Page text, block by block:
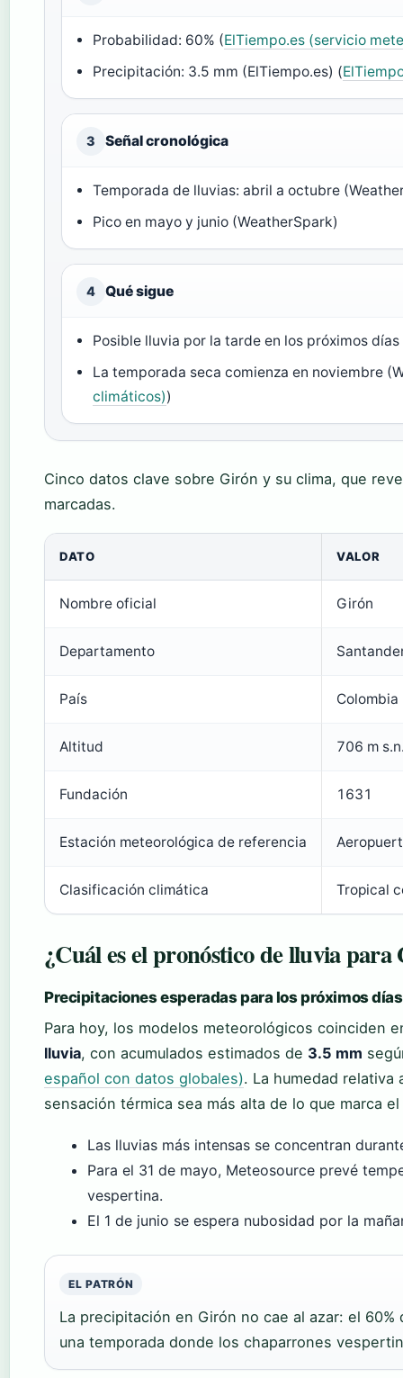
Probabilidad: 60% (ElTiempo.es (servicio
Precipitación: 3.5 mm (ElTiempo.es) (
3 Señal cronológica
Temporada de lluvias: abril a octubre
Pico en mayo y junio (WeatherSpark)
4 Qué sigue
Posible lluvia por la tarde en los próximos días
La temporada seca comienza en noviembre
climáticos))
Cinco datos clave sobre Girón y su clima, que
marcadas.
DATO VALOR
Nombre oficial Girón
Departamento
País Colombia
Altitud 706 m
Fundación 1631
Estación meteorológica de referencia
Clasificación climática Tropical
¿Cuál es el pronóstico de lluvia
Precipitaciones esperadas para los próximos días
Para hoy, los modelos meteorológicos coinciden
lluvia, con acumulados estimados de 3.5 mm
español con datos globales). La humedad relativa
sensación térmica sea más alta de lo que marca
Las lluvias más intensas se concentran
Para el 31 de mayo, Meteosource prevé
vespertina.
El 1 de junio se espera nubosidad por la
EL PATRÓN
La precipitación en Girón no cae al azar: el
una temporada donde los chaparrones